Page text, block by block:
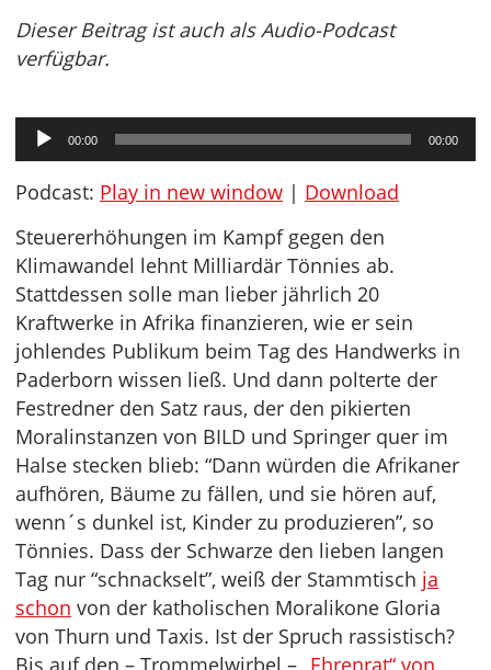
Dieser Beitrag ist auch als Audio-Podcast
verfügbar.
Audio-
Player
00:00 00:00
Podcast: Play in new window | Download
Steuererhöhungen im Kampf gegen den
Klimawandel lehnt Milliardär Tönnies ab.
Stattdessen solle man lieber jährlich 20
Kraftwerke in Afrika finanzieren, wie er sein
johlendes Publikum beim Tag des Handwerks in
Paderborn wissen ließ. Und dann polterte der
Festredner den Satz raus, der den pikierten
Moralinstanzen von BILD und Springer quer im
Halse stecken blieb: “Dann würden die Afrikaner
aufhören, Bäume zu fällen, und sie hören auf,
wenn´s dunkel ist, Kinder zu produzieren”, so
Tönnies. Dass der Schwarze den lieben langen
Tag nur “schnackselt”, weiß der Stammtisch ja
schon von der katholischen Moralikone Gloria
von Thurn und Taxis. Ist der Spruch rassistisch?
Bis auf den – Trommelwirbel – „Ehrenrat“ von